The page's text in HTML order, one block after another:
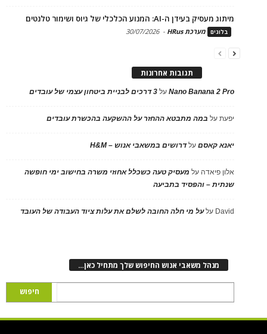
מיתוג מעסיק בעידן ה-AI: המנוע הכלכלי של גיוס ושימור טלנטים
בלוגים מערכת HRus -
30/07/2026
תגובות אחרונות
Nano Banana 2 Proעל 3 דרכים לבניית ביטחון עצמי של עובדים
יפעתעל במה מתבטא ההחזר על ההשקעה בהכשרת עובדים
יאנא קאסםעלדרושים במשאבי אנוש – H&M
אלון פיאדה על מעסיק טעה כשכלל אחוזי משרה בחישוב ימי חופשה
שנתית – והפסיד בתביעה
David עלעל מי חלה החובה לשלם את עלות ציוד העבודה של העובד
מנהל משאבי אנוש החיפוש שלך מתחיל כאן…